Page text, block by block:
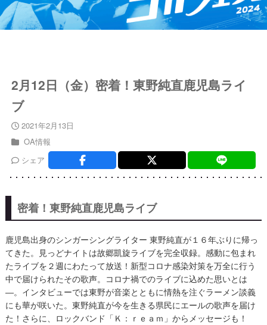
​2月12日（金）密着！東野純直鹿児島ライ
ブ
2021年2月13日
OA情報
シェア
密着！東野純直鹿児島ライブ
​鹿児島出身のシンガーシングライター 東野純直が１６年ぶりに帰っ
てきた。見っどナイトは故郷凱旋ライブを完全収録。感動に包まれ
たライブを２週にわたって放送！新型コロナ感染対策を万全に行う
中で届けられたその歌声。コロナ禍でのライブに込めた思いとは
―。インタビューでは東野が音楽とともに情熱を注ぐラーメン談義
にも華が咲いた。東野純直が今を生きる県民にエールの歌声を届け
た！さらに、ロックバンド「Ｋ：ｒｅａｍ」からメッセージも！